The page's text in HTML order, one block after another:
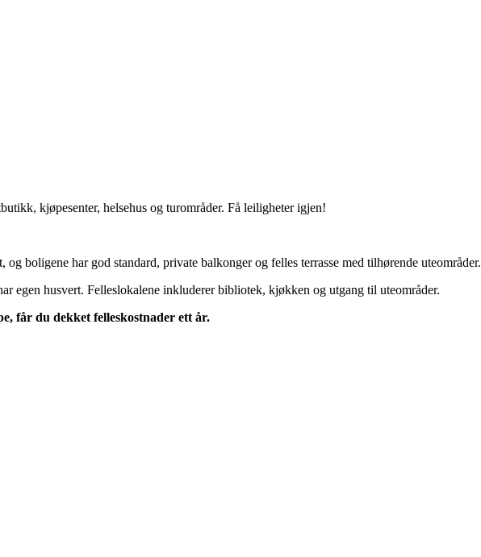
kjøpesenter, helsehus og turområder. Få leiligheter igjen!
boligene har god standard, private balkonger og felles terrasse med tilhørende uteområder.
egen husvert. Felleslokalene inkluderer bibliotek, kjøkken og utgang til uteområder.
får du dekket felleskostnader ett år.